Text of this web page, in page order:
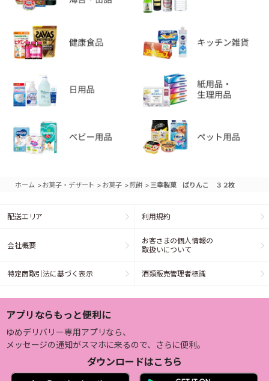
ホーム >お菓子・デザート > お菓子 >煎餅 > 三幸製菓 ぱりんこ ３２枚
配送エリア 利用規約
会社概要
お客さまの個人情報の
取扱いについて
特定商取引法に基づく表示 酒類販売管理者標識
アプリならもっと便利に
ゆめデリバリー専用アプリなら、
メッセージの通知がスマホに来るので、さらに便利。
ダウンロードはこちら